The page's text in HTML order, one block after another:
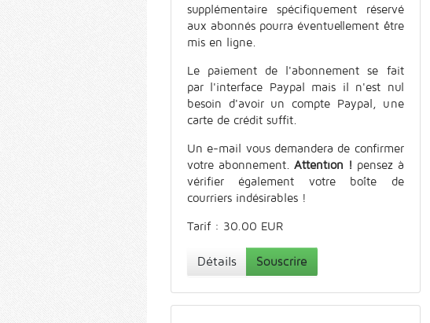
supplémentaire spécifiquement réservé
aux abonnés pourra éventuellement être
mis en ligne.
Le paiement de l'abonnement se fait
par l'interface Paypal mais il n'est nul
besoin d'avoir un compte Paypal, une
carte de crédit suffit.
Un e-mail vous demandera de confirmer
votre abonnement. Attention ! pensez à
vérifier également votre boîte de
courriers indésirables !
Tarif : 30.00 EUR
Détails Souscrire